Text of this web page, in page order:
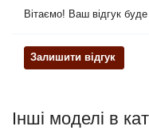
Вітаємо! Ваш відгук
Залишити відгук
Інші моделі в